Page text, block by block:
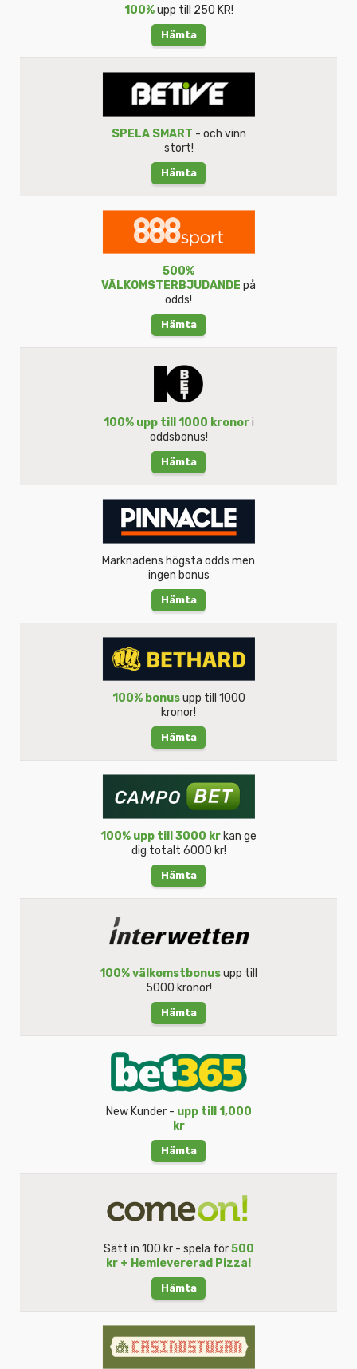
100%upp till 250 KR!
Hämta
SPELA SMART - och vinn
stort!
Hämta
500%
VÄLKOMSTERBJUDANDE på
odds!
Hämta
100% upp till 1000 kronori
oddsbonus!
Hämta
Marknadens högsta odds men
ingen bonus
Hämta
100% bonusupp till 1000
kronor!
Hämta
100% upp till 3000 kr kan ge
dig totalt 6000 kr!
Hämta
100% välkomstbonusupp till
5000 kronor!
Hämta
New Kunder - upp till 1,000
kr
Hämta
Sätt in 100 kr - spela för500
kr + Hemlevererad Pizza!
Hämta